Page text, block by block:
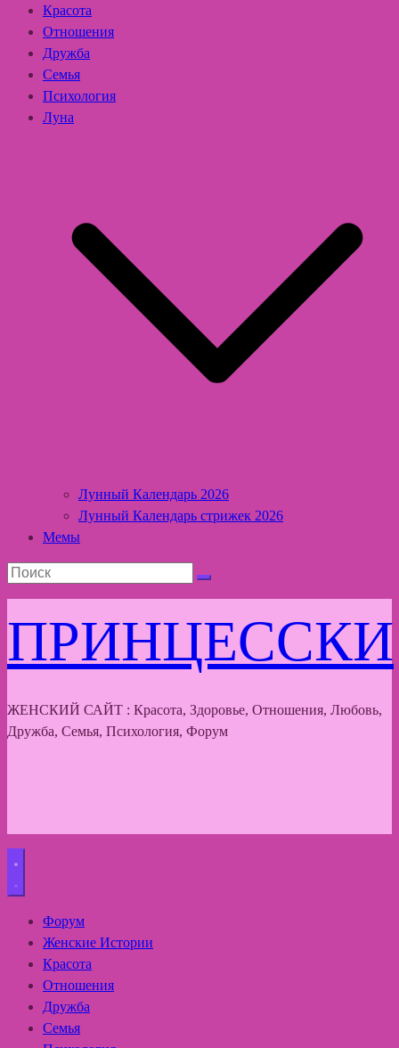
Красота
Отношения
Дружба
Семья
Психология
Луна
Лунный Календарь 2026
Лунный Календарь стрижек 2026
Мемы
ПРИНЦЕССКИ
ЖЕНСКИЙ САЙТ : Красота, Здоровье, Отношения, Любовь,
Дружба, Семья, Психология, Форум
Форум
Женские Истории
Красота
Отношения
Дружба
Семья